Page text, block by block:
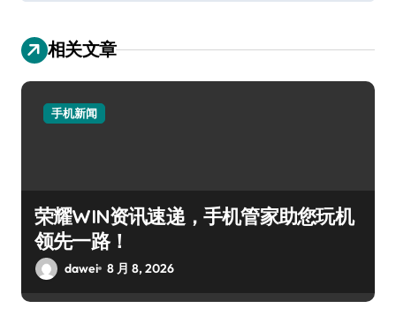
相关文章
手机新闻
荣耀WIN资讯速递，手机管家助您玩机
领先一路！
dawei 8 月 8, 2026